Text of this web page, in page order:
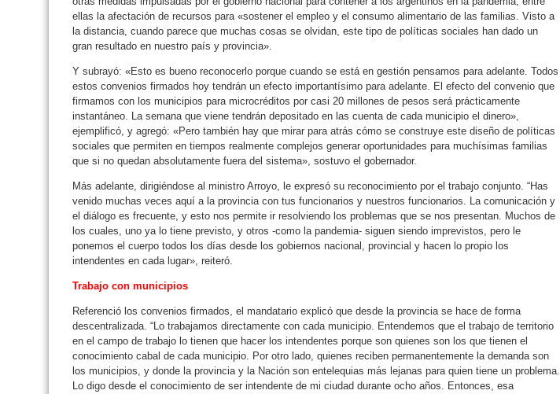
ellas la afectación de recursos para «sostener el empleo y el consumo alimentario de las familias. Visto a
la distancia, cuando parece que muchas cosas se olvidan, este tipo de políticas sociales han dado un
gran resultado en nuestro país y provincia».
Y subrayó: «Esto es bueno reconocerlo porque cuando se está en gestión pensamos para adelante. Todos
estos convenios firmados hoy tendrán un efecto importantísimo para adelante. El efecto del convenio que
firmamos con los municipios para microcréditos por casi 20 millones de pesos será prácticamente
instantáneo. La semana que viene tendrán depositado en las cuenta de cada municipio el dinero»,
ejemplificó, y agregó: «Pero también hay que mirar para atrás cómo se construye este diseño de políticas
sociales que permiten en tiempos realmente complejos generar oportunidades para muchísimas familias
que si no quedan absolutamente fuera del sistema», sostuvo el gobernador.
Más adelante, dirigiéndose al ministro Arroyo, le expresó su reconocimiento por el trabajo conjunto. “Has
venido muchas veces aquí a la provincia con tus funcionarios y nuestros funcionarios. La comunicación y
el diálogo es frecuente, y esto nos permite ir resolviendo los problemas que se nos presentan. Muchos de
los cuales, uno ya lo tiene previsto, y otros -como la pandemia- siguen siendo imprevistos, pero le
ponemos el cuerpo todos los días desde los gobiernos nacional, provincial y hacen lo propio los
intendentes en cada lugar», reiteró.
Trabajo con municipios
Referenció los convenios firmados, el mandatario explicó que desde la provincia se hace de forma
descentralizada. “Lo trabajamos directamente con cada municipio. Entendemos que el trabajo de territorio
en el campo de trabajo lo tienen que hacer los intendentes porque son quienes son los que tienen el
conocimiento cabal de cada municipio. Por otro lado, quienes reciben permanentemente la demanda son
los municipios, y donde la provincia y la Nación son entelequias más lejanas para quien tiene un problema.
Lo digo desde el conocimiento de ser intendente de mi ciudad durante ocho años. Entonces, esa